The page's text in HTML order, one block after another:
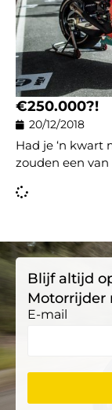
€250.000?!
20/12/2018
Had je ‘n kwart
zouden een van
Blijf altijd
Motorrijder
E-mail